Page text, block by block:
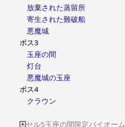
放棄された蒸留所
寄生された難破船
悪魔城
ボス3
玉座の間
灯台
悪魔城の玉座
ボス4
クラウン
セル5玉座の間限定バイオーム